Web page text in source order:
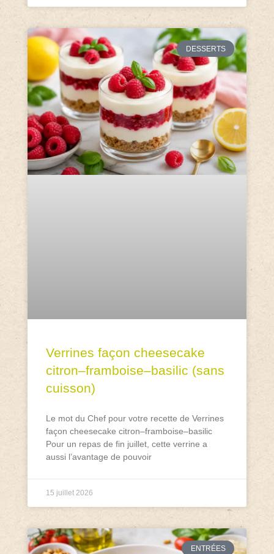
DESSERTS
Verrines façon cheesecake
citron–framboise–basilic (sans
cuisson)
Le mot du Chef pour votre recette de Verrines
façon cheesecake citron–framboise–basilic
Pour un repas de fin juillet, cette verrine a
aussi l’avantage de pouvoir
15 juillet 2026
ENTRÉES